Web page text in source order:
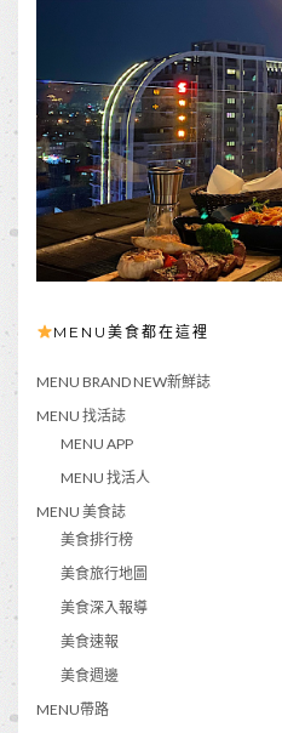
MENU美食都在這裡
MENU BRAND NEW新鮮誌
MENU 找活誌
MENU APP
MENU 找活人
MENU 美食誌
美食排行榜
美食旅行地圖
美食深入報導
美食速報
美食週邊
MENU帶路